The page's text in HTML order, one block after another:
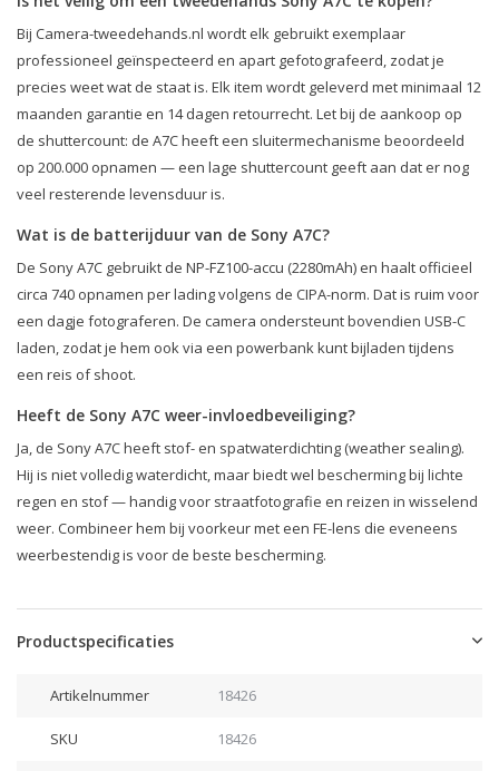
Bij Camera-tweedehands.nl wordt elk gebruikt exemplaar
professioneel geïnspecteerd en apart gefotografeerd, zodat je
precies weet wat de staat is. Elk item wordt geleverd met minimaal 12
maanden garantie en 14 dagen retourrecht. Let bij de aankoop op
de shuttercount: de A7C heeft een sluitermechanisme beoordeeld
op 200.000 opnamen — een lage shuttercount geeft aan dat er nog
veel resterende levensduur is.
Wat is de batterijduur van de Sony A7C?
De Sony A7C gebruikt de NP-FZ100-accu (2280mAh) en haalt officieel
circa 740 opnamen per lading volgens de CIPA-norm. Dat is ruim voor
een dagje fotograferen. De camera ondersteunt bovendien USB-C
laden, zodat je hem ook via een powerbank kunt bijladen tijdens
een reis of shoot.
Heeft de Sony A7C weer-invloedbeveiliging?
Ja, de Sony A7C heeft stof- en spatwaterdichting (weather sealing).
Hij is niet volledig waterdicht, maar biedt wel bescherming bij lichte
regen en stof — handig voor straatfotografie en reizen in wisselend
weer. Combineer hem bij voorkeur met een FE-lens die eveneens
weerbestendig is voor de beste bescherming.
Productspecificaties
Artikelnummer 18426
SKU 18426